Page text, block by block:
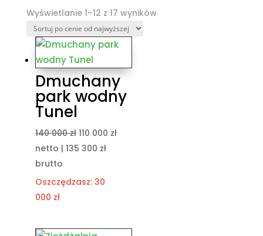
Wyświetlanie 1–12 z 17 wynikówPosortowane
Dmuchany
park wodny
Tunel
140 000zł Pierwotna
cena
140
110 000 złAktualna
netto | 135 300 zł
brutto
Oszczędzasz: 30
000 zł